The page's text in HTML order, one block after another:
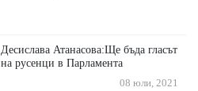
Десислава Атанасова:Ще бъда гласът
на русенци в Парламента
08 юли, 2021